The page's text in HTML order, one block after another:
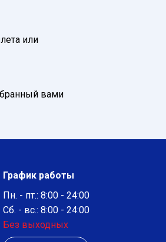
или
вами
График работы
Пн. - пт.: 8:00 - 24:00
Сб. - вс.: 8:00 - 24:00
Без выходных